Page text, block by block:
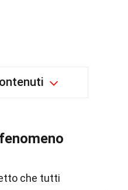
che tutti